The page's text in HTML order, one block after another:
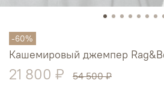
-60%
Кашемировый джемпер
21 800 ₽ 54 500 ₽